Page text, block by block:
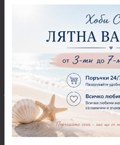
Самосъхнеща глина
Полимерна Глина
Приложни техники и
Декупаж
Декупажна хартия
Оризова декупажна
хартия А4 - Alchemy of Art -